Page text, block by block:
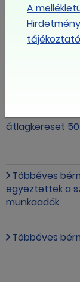
kemény
eredeti
átlagkereset
Többéves
egyeztettek a
munkaadók
Többéves
A